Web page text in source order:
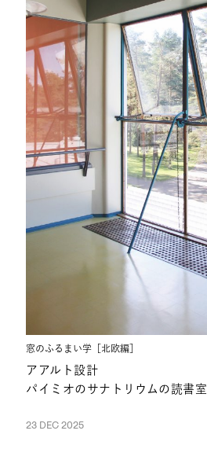
窓のふるまい学［北欧編］
アアルト設計
パイミオのサナトリウムの読書室
23 DEC 2025